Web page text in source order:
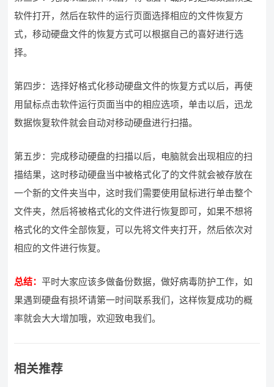
软件打开，然后在软件的运行页面选择相应的文件恢复方
式，移动硬盘文件的恢复方式可以根据自己的喜好进行选
择。
第四步：选择好格式化移动硬盘文件的恢复方式以后，再使
用鼠标点击软件运行页面当中的相应选项，单击以后，迅龙
数据恢复软件就会自动对移动硬盘进行扫描。
第五步：完成移动硬盘的扫描以后，电脑就会出现相应的扫
描结果，这时移动硬盘当中被格式化了的文件就会被存放在
一个新的文件夹当中，这时我们需要使用鼠标进行单击整个
文件夹，然后将被格式化的文件进行恢复即可，如果不想将
格式化的文件全部恢复，可以先将文件夹打开，然后依次对
相应的文件进行恢复。
总结：平时大家应该多做备份数据，做好病毒防护工作，如
果遇到硬盘有损坏请第一时间联系我们，这样恢复成功的概
率就会大大增加哦，欢迎致电我们。
相关推荐